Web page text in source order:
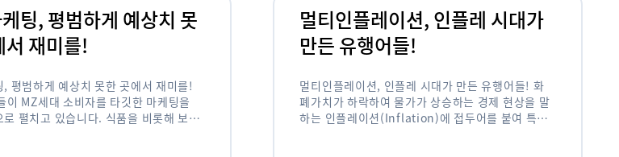
팅, 평범하게 예상치 못
서 재미를!
, 평범하게 예상치 못한 곳에서 재미를!
이 MZ세대 소비자를 타깃한 마케팅을
로 펼치고 있습니다. 식품을 비롯해 보수
멀티인플레이션, 인플레 시대가
만든 유행어들!
멀티인플레이션, 인플레 시대가 만든 유행어들! 화
폐가치가 하락하여 물가가 상승하는 경제 현상을 말
하는 인플레이션(Inflation)에 접두어를 붙여 특정